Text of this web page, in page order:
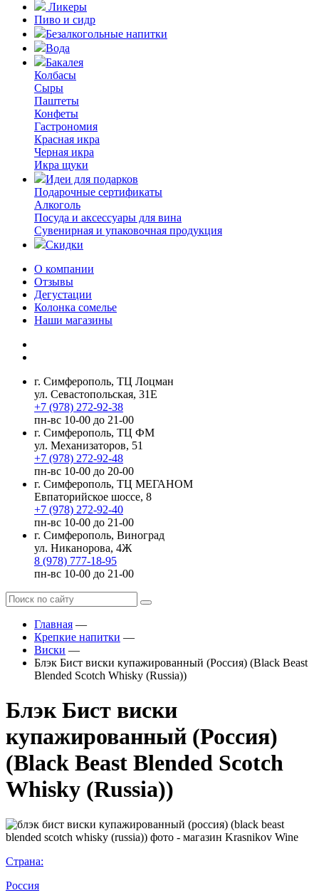
Ликеры
Пиво и сидр
Безалкогольные напитки
Вода
Бакалея
Колбасы
Сыры
Паштеты
Конфеты
Гастрономия
Красная икра
Черная икра
Икра щуки
Идеи для подарков
Подарочные сертификаты
Алкоголь
Посуда и аксессуары для вина
Сувенирная и упаковочная продукция
Скидки
О компании
Отзывы
Дегустации
Колонка сомелье
Наши магазины
г. Симферополь, ТЦ Лоцман
ул. Севастопольская, 31Е
+7 (978) 272-92-38
пн-вс 10-00 до 21-00
г. Симферополь, ТЦ ФМ
ул. Механизаторов, 51
+7 (978) 272-92-48
пн-вс 10-00 до 20-00
г. Симферополь, ТЦ МЕГАНОМ
Евпаторийское шоссе, 8
+7 (978) 272-92-40
пн-вс 10-00 до 21-00
г. Симферополь, Виноград
ул. Никанорова, 4Ж
8 (978) 777-18-95
пн-вс 10-00 до 21-00
Главная —
Крепкие напитки —
Виски —
Блэк Бист виски купажированный (Россия) (Black Beast
Blended Scotch Whisky (Russia))
Блэк Бист виски
купажированный (Россия)
(Black Beast Blended Scotch
Whisky (Russia))
Страна:
Россия